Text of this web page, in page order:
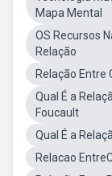
Mapa Mental
OS Recursos
Relação
Relação Entre
Qual É a
Foucault
Qual É a
Relacao